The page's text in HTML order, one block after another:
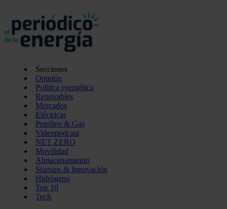
Secciones
Opinión
Política energética
Renovables
Mercados
Eléctricas
Petróleo & Gas
Videopodcast
NET ZERO
Movilidad
Almacenamiento
Startups & Innovación
Hidrógeno
Top 10
Tech